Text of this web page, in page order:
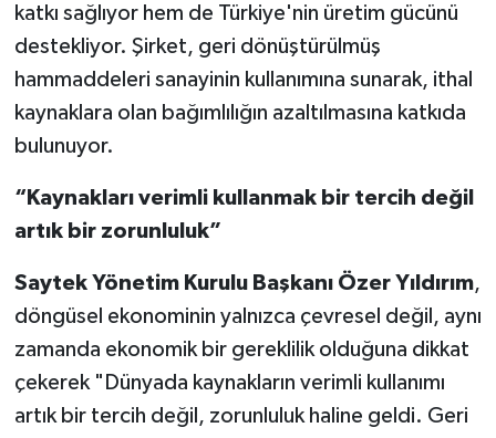
katkı sağlıyor hem de Türkiye'nin üretim gücünü
destekliyor. Şirket, geri dönüştürülmüş
hammaddeleri sanayinin kullanımına sunarak, ithal
kaynaklara olan bağımlılığın azaltılmasına katkıda
bulunuyor.
“Kaynakları verimli kullanmak bir tercih değil
artık bir zorunluluk”
Saytek Yönetim Kurulu Başkanı Özer Yıldırım,
döngüsel ekonominin yalnızca çevresel değil, aynı
zamanda ekonomik bir gereklilik olduğuna dikkat
çekerek "Dünyada kaynakların verimli kullanımı
artık bir tercih değil, zorunluluk haline geldi. Geri